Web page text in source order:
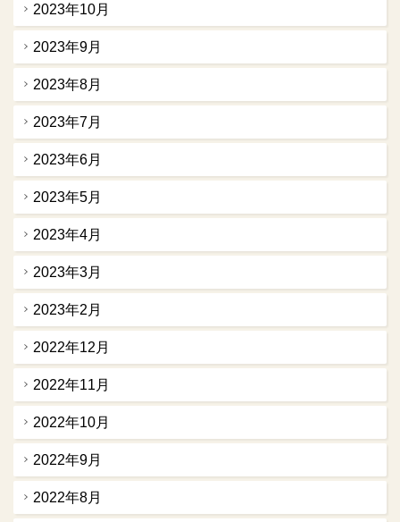
2023年10月
2023年9月
2023年8月
2023年7月
2023年6月
2023年5月
2023年4月
2023年3月
2023年2月
2022年12月
2022年11月
2022年10月
2022年9月
2022年8月